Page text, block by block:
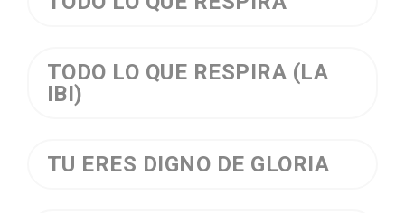
TODO LO QUE RESPIRA (LA
IBI)
TU ERES DIGNO DE GLORIA